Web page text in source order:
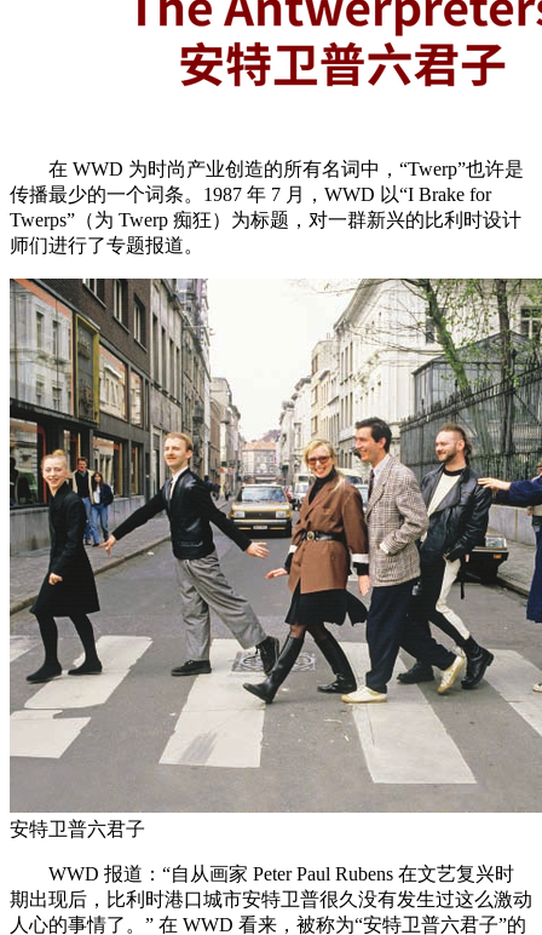
在 WWD 为时尚产业创造的所有名词中，“Twerp”也许是
传播最少的一个词条。1987 年 7 月，WWD 以“I Brake for
Twerps”（为 Twerp 痴狂）为标题，对一群新兴的比利时设计
师们进行了专题报道。
安特卫普六君子
WWD 报道：“自从画家 Peter Paul Rubens 在文艺复兴时
期出现后，比利时港口城市安特卫普很久没有发生过这么激动
人心的事情了。” 在 WWD 看来，被称为“安特卫普六君子”的